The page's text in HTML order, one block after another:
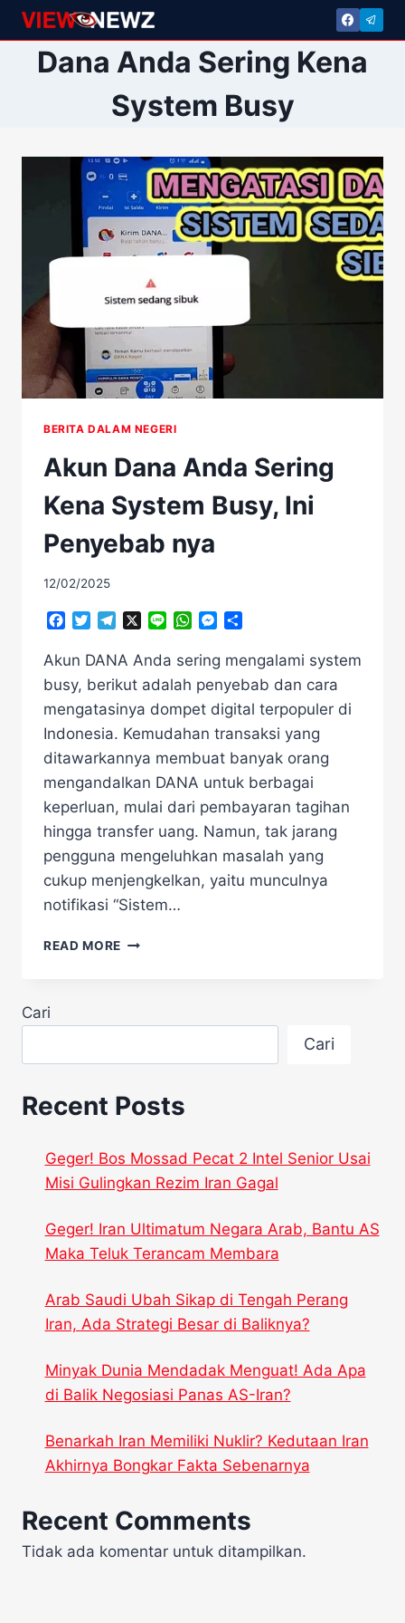
Skip
to
contentDana Anda Sering Kena
System Busy
BERITA DALAM NEGERI
Akun Dana Anda Sering
Kena System Busy, Ini
Penyebab nya
12/02/2025
Facebook
TwitterTelegramLine WhatsAppMessenger
Akun DANA Anda sering mengalami system
busy, berikut adalah penyebab dan cara
mengatasinya dompet digital terpopuler di
Indonesia. Kemudahan transaksi yang
ditawarkannya membuat banyak orang
mengandalkan DANA untuk berbagai
keperluan, mulai dari pembayaran tagihan
hingga transfer uang. Namun, tak jarang
pengguna mengeluhkan masalah yang
cukup menjengkelkan, yaitu munculnya
notifikasi “Sistem…
READ MORE AKUN
PENYEBAB
NYA
Cari
Cari
Recent Posts
Geger! Bos Mossad Pecat 2 Intel Senior Usai
Misi Gulingkan Rezim Iran Gagal
Geger! Iran Ultimatum Negara Arab, Bantu AS
Maka Teluk Terancam Membara
Arab Saudi Ubah Sikap di Tengah Perang
Iran, Ada Strategi Besar di Baliknya?
Minyak Dunia Mendadak Menguat! Ada Apa
di Balik Negosiasi Panas AS-Iran?
Benarkah Iran Memiliki Nuklir? Kedutaan Iran
Akhirnya Bongkar Fakta Sebenarnya
Recent Comments
Tidak ada komentar untuk ditampilkan.